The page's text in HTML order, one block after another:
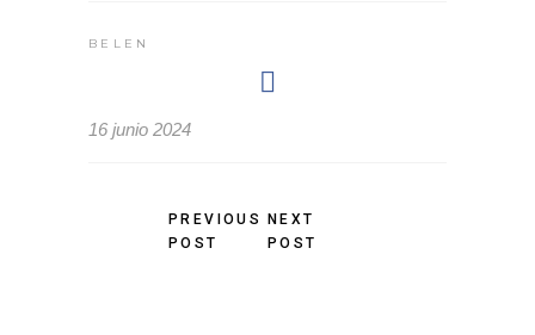
BELEN
16 junio 2024
PREVIOUS
POST
NEXT
POST